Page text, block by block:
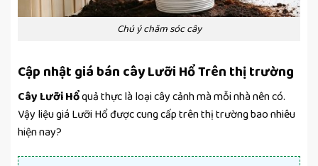
Chú ý chăm sóc cây
Cập nhật giá bán cây Lưỡi Hổ Trên thị trường
Cây Lưỡi Hổquả thực là loại cây cảnh mà mỗi nhà nên có.
Vậy liệu giá Lưỡi Hổ được cung cấp trên thị trường bao nhiêu
hiện nay?